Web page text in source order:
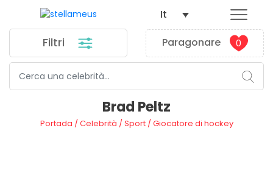
Filtri Paragonare 0
It
Brad Peltz
Portada /Celebrità /Sport/Giocatore di hockey